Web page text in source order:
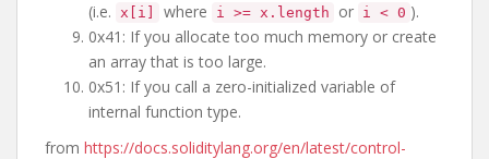
(i.e. x[i] where i >= x.length or i < 0 ).
0x41: If you allocate too much memory or create
an array that is too large.
0x51: If you call a zero-initialized variable of
internal function type.
from https://docs.soliditylang.org/en/latest/control-